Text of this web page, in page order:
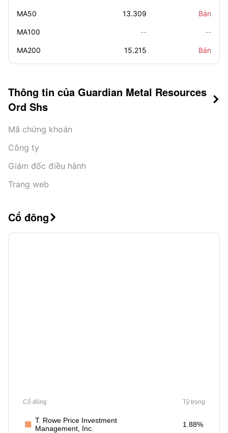
MA50 13.309 Bán
MA100 -- --
MA200 15.215 Bán
Thông tin của Guardian Metal Resources
Ord Shs

Mã chứng khoán
Công ty
Giám đốc điều hành
Trang web
Cổ đông 
Cổ đông Tỷ trọng
T. Rowe Price Investment
Management, Inc.
1.88%